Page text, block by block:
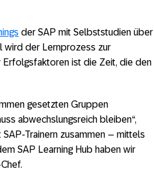
der SAP mit Selbststudien über
wird der Lernprozess zur
Erfolgsfaktoren ist die Zeit, die den
gesetzten Gruppen
abwechslungsreich bleiben“,
Trainern zusammen – mittels
SAP Learning Hub haben wir